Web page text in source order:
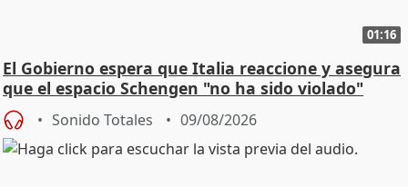
01:16
El Gobierno espera que Italia reaccione y asegura
que el espacio Schengen "no ha sido violado"
Sonido Totales 09/08/2026